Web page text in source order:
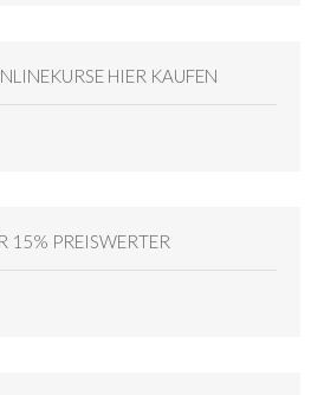
HIER KAUFEN
15% PREISWERTER